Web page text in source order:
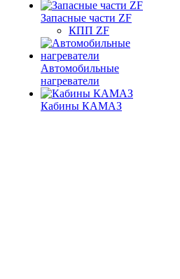
Запасные части ZF
КПП ZF
Автомобильные
нагреватели
Кабины КАМАЗ